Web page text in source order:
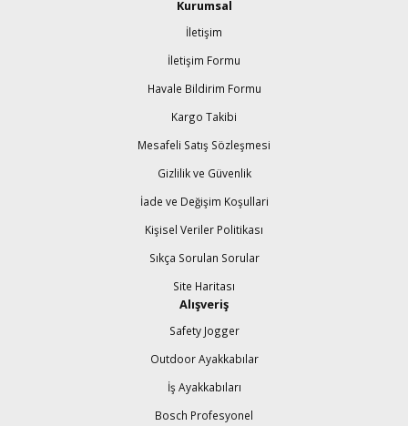
Kurumsal
İletişim
İletişim Formu
Havale Bildirim Formu
Kargo Takibi
Mesafeli Satış Sözleşmesi
Gizlilik ve Güvenlik
İade ve Değişim Koşullari
Kişisel Veriler Politikası
Sıkça Sorulan Sorular
Site Haritası
Alışveriş
Safety Jogger
Outdoor Ayakkabılar
İş Ayakkabıları
Bosch Profesyonel